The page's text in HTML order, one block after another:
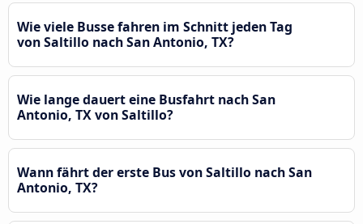
Wie viele Busse fahren im Schnitt jeden Tag
von Saltillo nach San Antonio, TX?
Wie lange dauert eine Busfahrt nach San
Antonio, TX von Saltillo?
Wann fährt der erste Bus von Saltillo nach San
Antonio, TX?